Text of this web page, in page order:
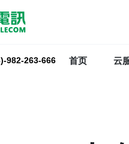
982-263-666 首页 云